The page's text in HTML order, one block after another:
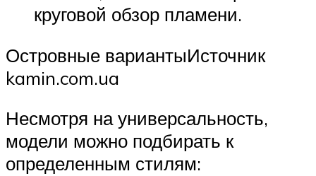
круговой обзор пламени.
Островные вариантыИсточник
kamin.com.ua
Несмотря на универсальность,
модели можно подбирать к
определенным стилям: